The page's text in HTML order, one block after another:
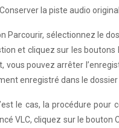
la piste audio
Parcourir, sélectionnez le
et cliquez sur les
vous pouvez arrêter
enregistré dans le dossier
le cas, la procédure
VLC, cliquez sur le bouton